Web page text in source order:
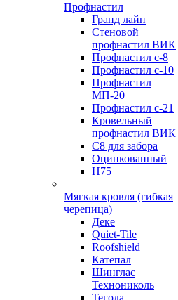
Профнастил
Гранд лайн
Стеновой
профнастил ВИК
Профнастил с-8
Профнастил с-10
Профнастил
МП-20
Профнастил с-21
Кровельный
профнастил ВИК
С8 для забора
Оцинкованный
Н75
Мягкая кровля (гибкая
черепица)
Деке
Quiet-Tile
Roofshield
Катепал
Шинглас
Технониколь
Тегола